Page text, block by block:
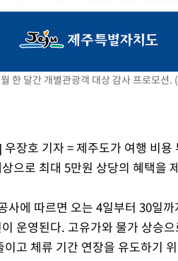
한 달간 개별관광객 대상 감사 프로모션
장호 기자 = 제주도가 여행 비
으로 최대 5만원 상당의 혜택을
사에 따르면 오는 4일부터 30일
운영된다. 고유가와 물가 상승
이고 체류 기간 연장을 유도하기